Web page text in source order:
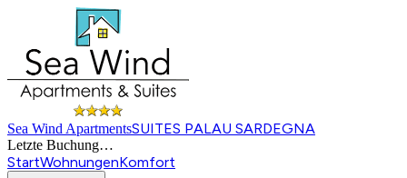
Sea Wind ApartmentsSUITES PALAU SARDEGNA
Letzte Buchung…
StartWohnungenKomfort